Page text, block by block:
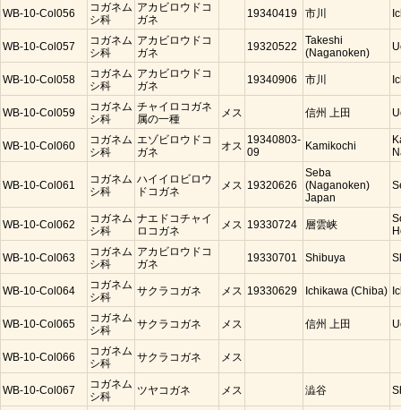
WB-10-Col056
コガネム
シ科
アカビロウドコ
ガネ
19340419 市川
WB-10-Col057
コガネム
シ科
アカビロウドコ
ガネ
19320522
Takeshi
(Naganoken)
WB-10-Col058
コガネム
シ科
アカビロウドコ
ガネ
19340906 市川
WB-10-Col059
コガネム
シ科
チャイロコガネ
属の一種
メス 信州 上田
WB-10-Col060
コガネム
シ科
エゾビロウドコ
ガネ
オス 19340803-
09
Kamikochi
WB-10-Col061
コガネム
シ科
ハイイロビロウ
ドコガネ
メス 19320626
Seba
(Naganoken)
Japan
WB-10-Col062
コガネム
シ科
ナエドコチャイ
ロコガネ
メス 19330724 層雲峡
WB-10-Col063
コガネム
シ科
アカビロウドコ
ガネ
19330701 Shibuya
WB-10-Col064
コガネム
シ科
サクラコガネ メス 19330629 Ichikawa (Chiba)
WB-10-Col065
コガネム
シ科
サクラコガネ メス 信州 上田
WB-10-Col066
コガネム
シ科
サクラコガネ メス
WB-10-Col067
コガネム
シ科
ツヤコガネ メス 澁谷